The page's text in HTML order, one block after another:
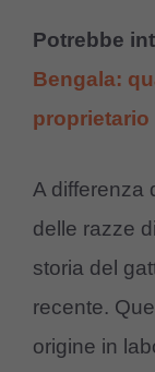
Potrebbe
Bengala:
proprietario
A differenza
delle razze
storia del
recente.
origine in